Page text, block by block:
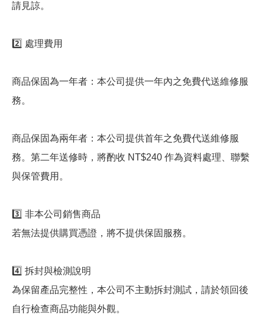
請見諒。
2️⃣ 處理費用
商品保固為一年者：本公司提供一年內之免費代送維修服
務。
商品保固為兩年者：本公司提供首年之免費代送維修服
務。第二年送修時，將酌收 NT$240 作為資料處理、聯繫
與保管費用。
3️⃣ 非本公司銷售商品
若無法提供購買憑證，將不提供保固服務。
4️⃣ 拆封與檢測說明
為保留產品完整性，本公司不主動拆封測試，請於領回後
自行檢查商品功能與外觀。